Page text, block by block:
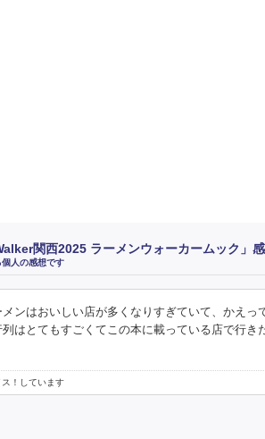
関西2025 ラーメンウォーカームック」
人の感想です
ンはおいしい店が多くなりすぎていて、かえ
列はとてもすごくてこの本に載っている店で行き
ス！しています